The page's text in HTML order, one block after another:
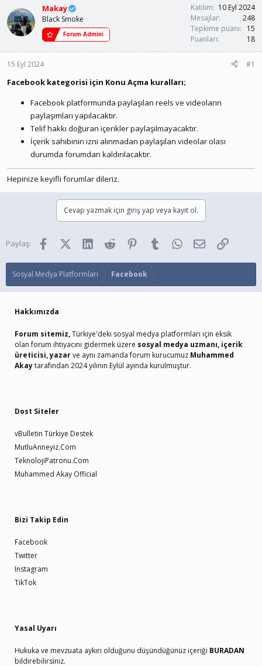
u
y
u
b
ş
a
a
a
n
g
ı
r
h
Makay
Black Smoke
Forum Admini
Katılım
10 Eyl 2024
Mesajlar
248
Tepkime puanı
15
Puanları
18
15 Eyl 2024 #1
Facebook kategorisi için Konu Açma kuralları;
Facebook platformunda paylaşılan reels ve videoların
paylaşımları yapılacaktır.
Telif hakkı doğuran içerikler paylaşılmayacaktır.
İçerik sahibinin izni alınmadan paylaşılan videolar olası
durumda forumdan kaldırılacaktır.
Hepinize keyifli forumlar dileriz.
Cevap yazmak için giriş yap veya kayıt ol.
Paylaş: FacebookX (Twitter)LinkedIn Reddit PinterestTumblrWhatsApp
E-postaLink
Sosyal Medya Platformları Facebook
Hakkımızda
Forum sitemiz,Türkiye'deki sosyal medya platformları için eksik
olan forum ihtiyacını gidermek üzere sosyal medya uzmanı, içerik
üreticisi, yazarve aynı zamanda forum kurucumuz Muhammed
Akaytarafından 2024 yılının Eylül ayında kurulmuştur.
Dost Siteler
vBulletin Türkiye Destek
MutluAnneyiz.Com
TeknolojiPatronu.Com
Muhammed Akay Official
Bizi Takip Edin
Facebook
Twitter
Instagram
TikTok
Yasal Uyarı
Hukuka ve mevzuata aykırı olduğunu düşündüğünüz içeriği BURADAN
bildirebilirsiniz.